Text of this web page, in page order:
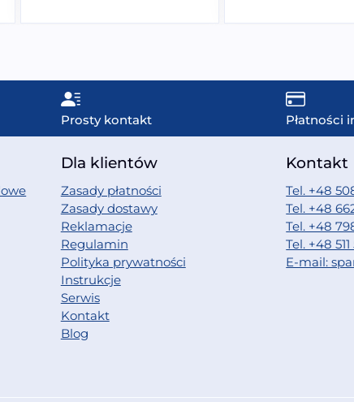
Prosty kontakt Płatności
Dla klientów
Zasady płatności
Zasady dostawy
Reklamacje
Regulamin
Polityka prywatności
Instrukcje
Serwis
Kontakt
Blog
Kontakt
Tel. +48
Tel. +48
Tel. +48
Tel. +48
E-mail: